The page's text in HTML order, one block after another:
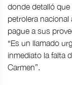
donde detalló que
petrolera nacional
pague a sus
“Es un llamado
inmediato la falta
Carmen”.